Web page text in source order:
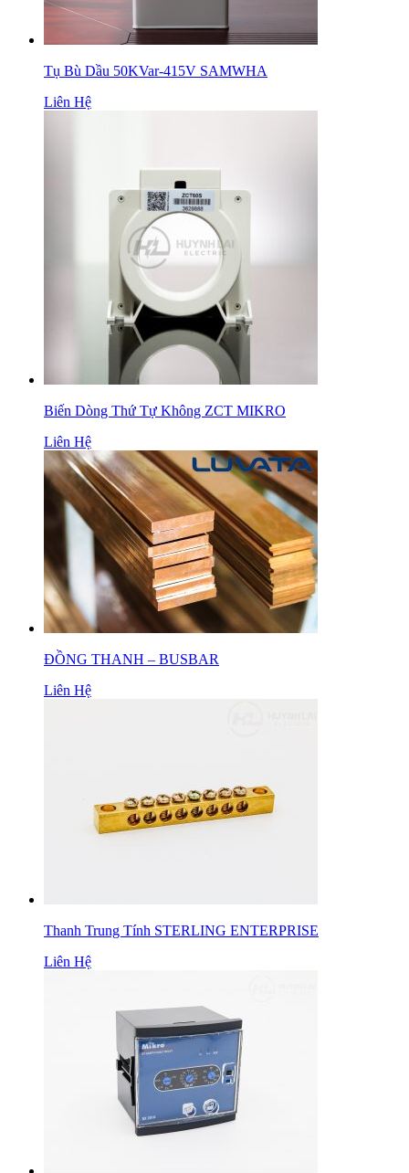
Tụ Bù Dầu 50KVar-415V SAMWHA
Liên Hệ
Biến Dòng Thứ Tự Không ZCT MIKRO
Liên Hệ
ĐỒNG THANH – BUSBAR
Liên Hệ
Thanh Trung Tính STERLING ENTERPRISE
Liên Hệ